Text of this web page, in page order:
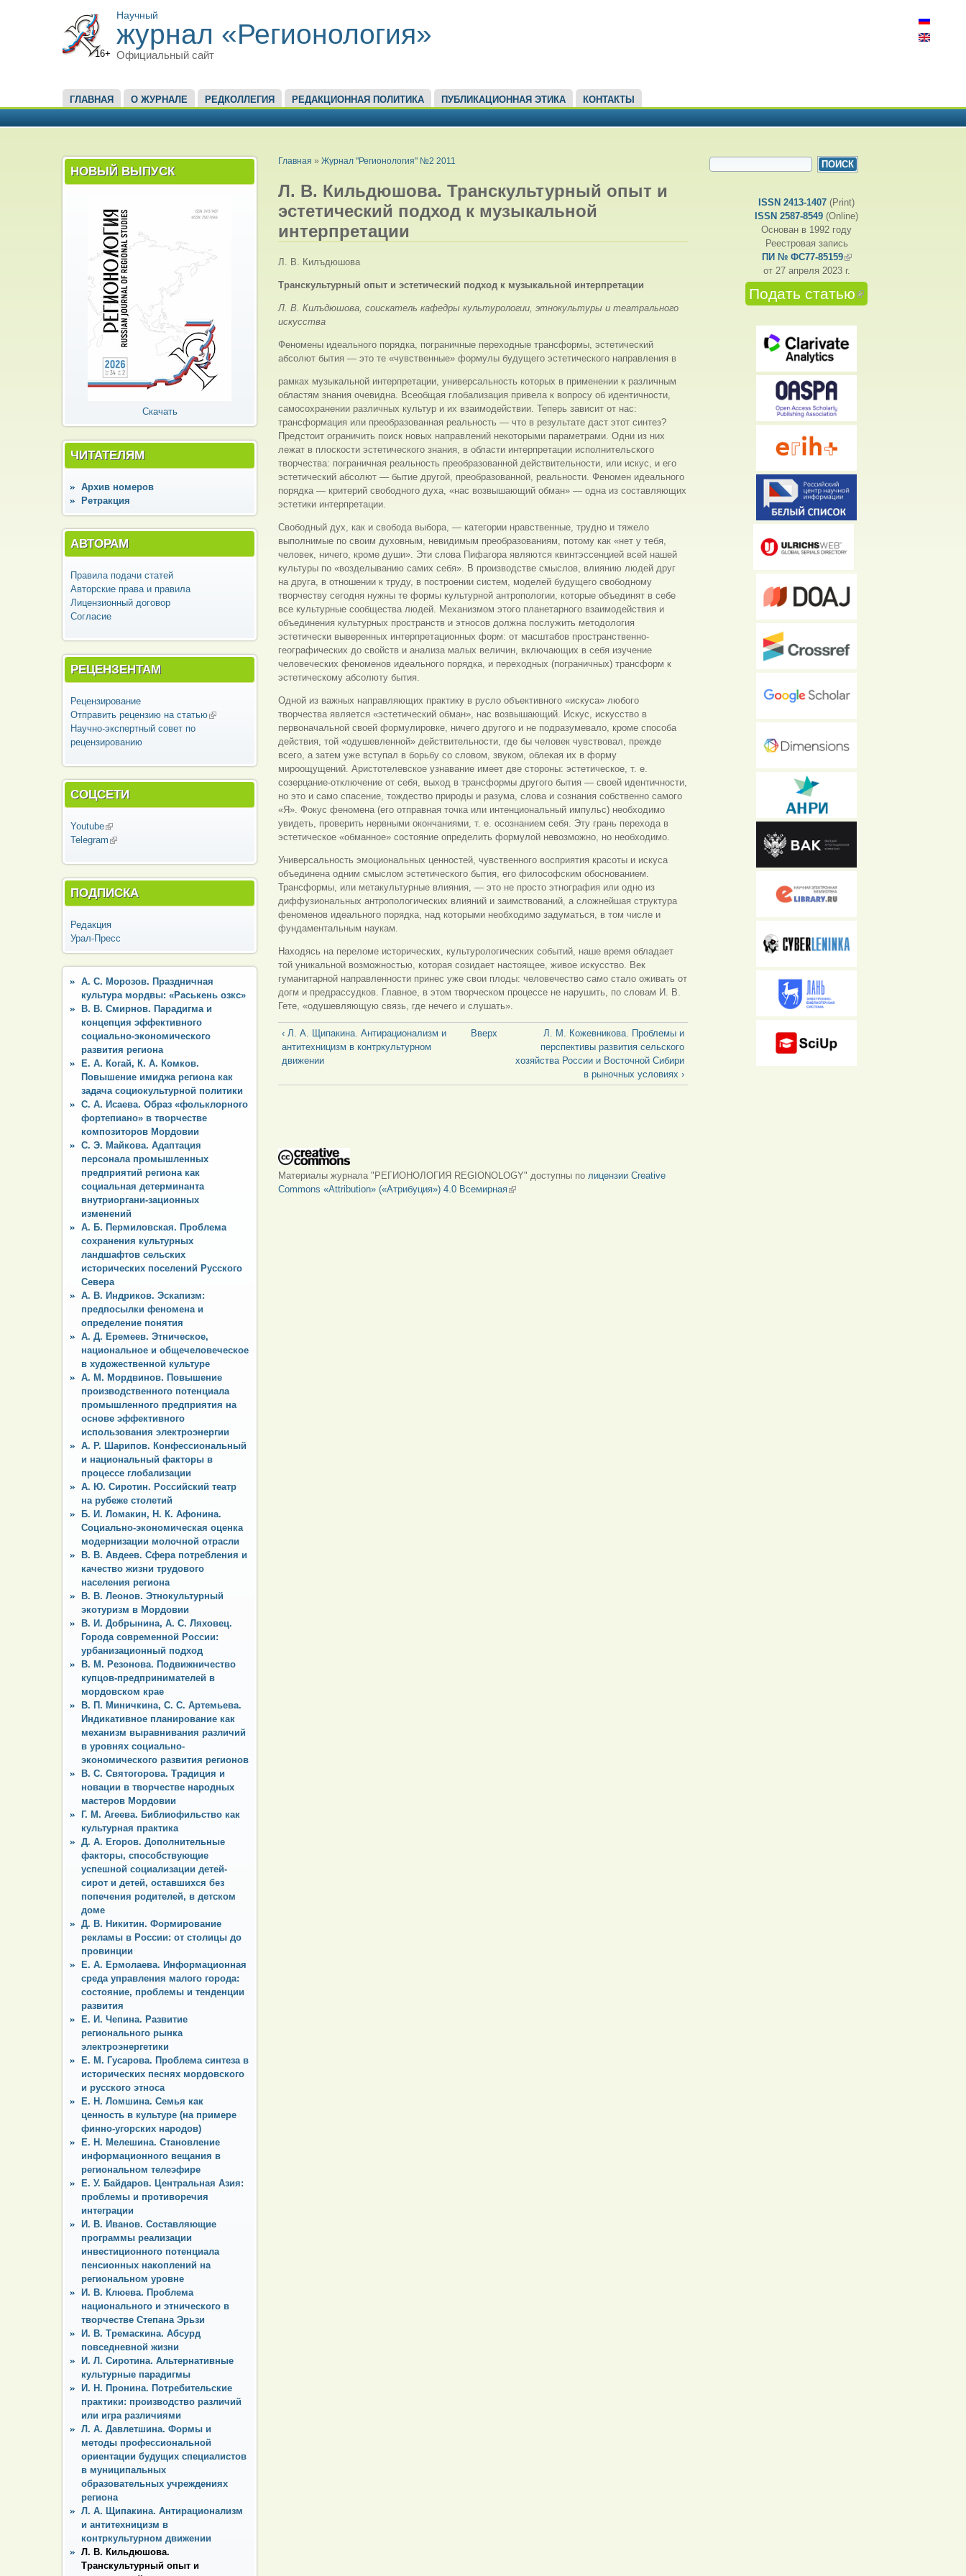
16+
Научный
журнал «Регионология»
Официальный сайт
ГЛАВНОЕ МЕНЮ
ГЛАВНАЯ О ЖУРНАЛЕ РЕДКОЛЛЕГИЯ РЕДАКЦИОННАЯ ПОЛИТИКА ПУБЛИКАЦИОННАЯ ЭТИКА КОНТАКТЫ
НОВЫЙ ВЫПУСК
Скачать
ЧИТАТЕЛЯМ
Архив номеров
Ретракция
АВТОРАМ
Правила подачи статей
Авторские права и правила
Лицензионный договор
Согласие
РЕЦЕНЗЕНТАМ
Рецензирование
Отправить рецензию на статью(внешняя
Научно-экспертный совет по
рецензированию
СОЦСЕТИ
Youtube(внешняя ссылка)
Telegram (внешняя ссылка)
ПОДПИСКА
Редакция
Урал-Пресс
А. С. Морозов. Праздничная
культура мордвы: «Раськень озкс»
В. В. Смирнов. Парадигма и
концепция эффективного
социально-экономического
развития региона
Е. А. Когай, К. А. Комков.
Повышение имиджа региона как
задача социокультурной политики
С. А. Исаева. Образ «фольклорного
фортепиано» в творчестве
композиторов Мордовии
С. Э. Майкова. Адаптация
персонала промышленных
предприятий региона как
социальная детерминанта
внутриоргани-зационных
изменений
А. Б. Пермиловская. Проблема
сохранения культурных
ландшафтов сельских
исторических поселений Русского
Севера
А. В. Индриков. Эскапизм:
предпосылки феномена и
определение понятия
А. Д. Еремеев. Этническое,
национальное и общечеловеческое
в художественной культуре
А. М. Мордвинов. Повышение
производственного потенциала
промышленного предприятия на
основе эффективного
использования электроэнергии
А. Р. Шарипов. Конфессиональный
и национальный факторы в
процессе глобализации
А. Ю. Сиротин. Российский театр
на рубеже столетий
Б. И. Ломакин, Н. К. Афонина.
Социально-экономическая оценка
модернизации молочной отрасли
В. В. Авдеев. Сфера потребления и
качество жизни трудового
населения региона
В. В. Леонов. Этнокультурный
экотуризм в Мордовии
В. И. Добрынина, А. С. Ляховец.
Города современной России:
урбанизационный подход
В. М. Резонова. Подвижничество
купцов-предпринимателей в
мордовском крае
В. П. Миничкина, С. С. Артемьева.
Индикативное планирование как
механизм выравнивания различий
в уровнях социально-
экономического развития регионов
В. С. Святогорова. Традиция и
новации в творчестве народных
мастеров Мордовии
Г. М. Агеева. Библиофильство как
культурная практика
Д. А. Егоров. Дополнительные
факторы, способствующие
успешной социализации детей-
сирот и детей, оставшихся без
попечения родителей, в детском
доме
Д. В. Никитин. Формирование
рекламы в России: от столицы до
провинции
Е. А. Ермолаева. Информационная
среда управления малого города:
состояние, проблемы и тенденции
развития
Е. И. Чепина. Развитие
регионального рынка
электроэнергетики
Е. М. Гусарова. Проблема синтеза в
исторических песнях мордовского
и русского этноса
Е. Н. Ломшина. Семья как
ценность в культуре (на примере
финно-угорских народов)
Е. Н. Мелешина. Становление
информационного вещания в
региональном телеэфире
Е. У. Байдаров. Центральная Азия:
проблемы и противоречия
интеграции
И. В. Иванов. Составляющие
программы реализации
инвестиционного потенциала
пенсионных накоплений на
региональном уровне
И. В. Клюева. Проблема
национального и этнического в
творчестве Степана Эрьзи
И. В. Тремаскина. Абсурд
повседневной жизни
И. Л. Сиротина. Альтернативные
культурные парадигмы
И. Н. Пронина. Потребительские
практики: производство различий
или игра различиями
Л. А. Давлетшина. Формы и
методы профессиональной
ориентации будущих специалистов
в муниципальных
образовательных учреждениях
региона
Л. А. Щипакина. Антирационализм
и антитехницизм в
контркультурном движении
Л. В. Кильдюшова.
Транскультурный опыт и
ВЫ ЗДЕСЬ
Главная » Журнал "Регионология" №2 2011
Л. В. Кильдюшова. Транскультурный опыт и
эстетический подход к музыкальной
интерпретации
Л. В. Килъдюшова
Транскультурный опыт и эстетический подход к музыкальной интерпретации
Л. В. Килъдюшова, соискатель кафедры культурологии, этнокультуры и театрального
искусства
Феномены идеального порядка, пограничные переходные трансформы, эстетический
абсолют бытия — это те «чувственные» формулы будущего эстетического направления в
рамках музыкальной интерпретации, универсальность которых в применении к различным
областям знания очевидна. Всеобщая глобализация привела к вопросу об идентичности,
самосохранении различных культур и их взаимодействии. Теперь зависит от нас:
трансформация или преобразованная реальность — что в результате даст этот синтез?
Предстоит ограничить поиск новых направлений некоторыми параметрами. Одни из них
лежат в плоскости эстетического знания, в области интерпретации исполнительского
творчества: пограничная реальность преобразованной действительности, или искус, и его
эстетический абсолют — бытие другой, преобразованной, реальности. Феномен идеального
порядка — критерий свободного духа, «нас возвышающий обман» — одна из составляющих
эстетики интерпретации.
Свободный дух, как и свобода выбора, — категории нравственные, трудно и тяжело
выполнимые по своим духовным, невидимым преобразованиям, потому как «нет у тебя,
человек, ничего, кроме души». Эти слова Пифагора являются квинтэссенцией всей нашей
культуры по «возделыванию самих себя». В производстве смыслов, влиянию людей друг
на друга, в отношении к труду, в построении систем, моделей будущего свободному
творчеству сегодня нужны те формы культурной антропологии, которые объединят в себе
все культурные сообщества людей. Механизмом этого планетарного взаимодействия и
объединения культурных пространств и этносов должна послужить методология
эстетически выверенных интерпретационных форм: от масштабов пространственно-
географических до свойств и анализа малых величин, включающих в себя изучение
человеческих феноменов идеального порядка, и переходных (пограничных) трансформ к
эстетическому абсолюту бытия.
Одной из важных направляющих практику в русло объективного «искуса» любого
творчества является «эстетический обман», нас возвышающий. Искус, искусство в
первоначальной своей формулировке, ничего другого и не подразумевало, кроме способа
действия, той «одушевленной» действительности, где бы человек чувствовал, прежде
всего, а затем уже вступал в борьбу со словом, звуком, облекая их в форму
мироощущений. Аристотелевское узнавание имеет две стороны: эстетическое, т. е.
созерцание-отключение от себя, выход в трансформы другого бытия — своей идентичности,
но это и само спасение, тождество природы и разума, слова и сознания собственно самого
«Я». Фокус феномена (его отправная точка или интенциональный импульс) необходимо
увидеть, проверить нервными окончаниями, т. е. осознанием себя. Эту грань перехода в
эстетическое «обманное» состояние определить формулой невозможно, но необходимо.
Универсальность эмоциональных ценностей, чувственного восприятия красоты и искуса
объединена одним смыслом эстетического бытия, его философским обоснованием.
Трансформы, или метакультурные влияния, — это не просто этнография или одно из
диффузиональных антропологических влияний и заимствований, а сложнейшая структура
феноменов идеального порядка, над которыми необходимо задуматься, в том числе и
фундаментальным наукам.
Находясь на переломе исторических, культурологических событий, наше время обладает
той уникальной возможностью, которая созидает настоящее, живое искусство. Век
гуманитарной направленности принес уже свои плоды: человечество само стало оживать от
догм и предрассудков. Главное, в этом творческом процессе не нарушить, по словам И. В.
Гете, «одушевляющую связь, где нечего и слушать».
‹ Л. А. Щипакина. Антирационализм и
антитехницизм в контркультурном
движении
Вверх
Л. М. Кожевникова. Проблемы и
перспективы развития сельского
хозяйства России и Восточной Сибири
в рыночных условиях ›
Материалы журнала "РЕГИОНОЛОГИЯ REGIONOLOGY" доступны по лицензии Creative
Commons «Attribution» («Атрибуция») 4.0 Всемирная(внешняя ссылка)
ФОРМА ПОИСКА
ISSN 2413-1407 (Print)
ISSN 2587-8549 (Online)
Основан в 1992 году
Реестровая запись
ПИ № ФС77-85159(внешняя ссылка)
от 27 апреля 2023 г.
Подать статью